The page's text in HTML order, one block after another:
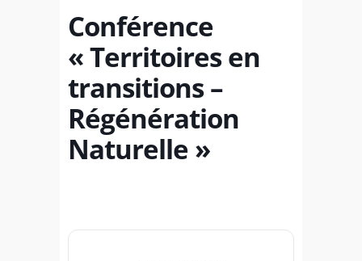
Conférence
« Territoires en
transitions –
Régénération
Naturelle »